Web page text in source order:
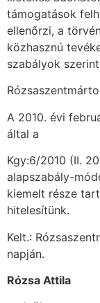
támogatások
ellenőrzi, a
közhasznú
szabályok
A 2010. évi
által a
Kgy:6/2010 (II.
alapszabály-
kiemelt része
hitelesítünk.
Kelt.:
napján.
Rózsa Attila